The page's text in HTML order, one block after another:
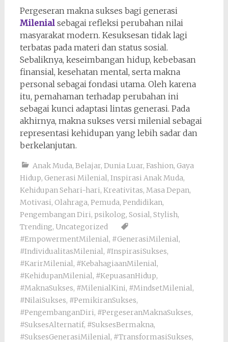
Pergeseran makna sukses bagi generasi
Milenialsebagai refleksi perubahan nilai
masyarakat modern. Kesuksesan tidak lagi
terbatas pada materi dan status sosial.
Sebaliknya, keseimbangan hidup, kebebasan
finansial, kesehatan mental, serta makna
personal sebagai fondasi utama. Oleh karena
itu, pemahaman terhadap perubahan ini
sebagai kunci adaptasi lintas generasi. Pada
akhirnya, makna sukses versi milenial sebagai
representasi kehidupan yang lebih sadar dan
berkelanjutan.
Anak Muda, Belajar, Dunia Luar, Fashion, Gaya
Hidup, Generasi Milenial, Inspirasi Anak Muda,
Kehidupan Sehari-hari, Kreativitas, Masa Depan,
Motivasi, Olahraga, Pemuda, Pendidikan,
Pengembangan Diri, psikolog, Sosial, Stylish,
Trending, Uncategorized
#EmpowermentMilenial, #GenerasiMilenial,
#IndividualitasMilenial, #InspirasiSukses,
#KarirMilenial, #KebahagiaanMilenial,
#KehidupanMilenial, #KepuasanHidup,
#MaknaSukses, #MilenialKini, #MindsetMilenial,
#NilaiSukses, #PemikiranSukses,
#PengembanganDiri, #PergeseranMaknaSukses,
#SuksesAlternatif, #SuksesBermakna,
#SuksesGenerasiMilenial, #TransformasiSukses,